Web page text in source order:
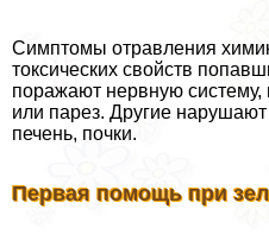
Симптомы отравления
токсических свойств
поражают нервную
или парез. Другие
печень, почки.
Первая помощь при